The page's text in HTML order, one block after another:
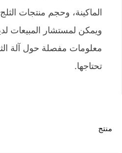
الماكينة، وحجم منتجات
ويمكن لمستشار المبيعات
معلومات مفصلة حول آلة
تحتاجها.
منتج